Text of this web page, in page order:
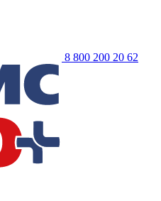
8 800 200 20 62